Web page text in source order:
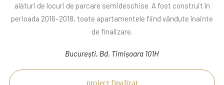
alături de locuri de parcare semideschise. A fost construit în
perioada 2016–2018, toate apartamentele fiind vândute înainte
de finalizare.
București, Bd. Timișoara 101H
proiect finalizat